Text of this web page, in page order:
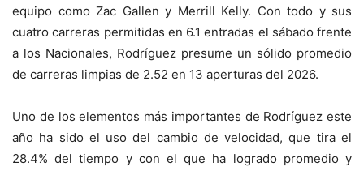
equipo como Zac Gallen y Merrill Kelly. Con todo y sus
cuatro carreras permitidas en 6.1 entradas el sábado frente
a los Nacionales, Rodríguez presume un sólido promedio
de carreras limpias de 2.52 en 13 aperturas del 2026.
Uno de los elementos más importantes de Rodríguez este
año ha sido el uso del cambio de velocidad, que tira el
28.4% del tiempo y con el que ha logrado promedio y